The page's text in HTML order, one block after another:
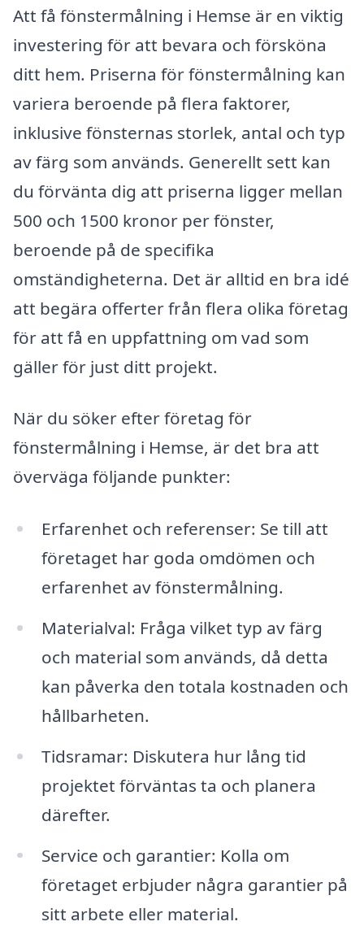
Att få fönstermålning i Hemse är en viktig
investering för att bevara och försköna
ditt hem. Priserna för fönstermålning kan
variera beroende på flera faktorer,
inklusive fönsternas storlek, antal och typ
av färg som används. Generellt sett kan
du förvänta dig att priserna ligger mellan
500 och 1500 kronor per fönster,
beroende på de specifika
omständigheterna. Det är alltid en bra idé
att begära offerter från flera olika företag
för att få en uppfattning om vad som
gäller för just ditt projekt.
När du söker efter företag för
fönstermålning i Hemse, är det bra att
överväga följande punkter:
Erfarenhet och referenser: Se till att
företaget har goda omdömen och
erfarenhet av fönstermålning.
Materialval: Fråga vilket typ av färg
och material som används, då detta
kan påverka den totala kostnaden och
hållbarheten.
Tidsramar: Diskutera hur lång tid
projektet förväntas ta och planera
därefter.
Service och garantier: Kolla om
företaget erbjuder några garantier på
sitt arbete eller material.